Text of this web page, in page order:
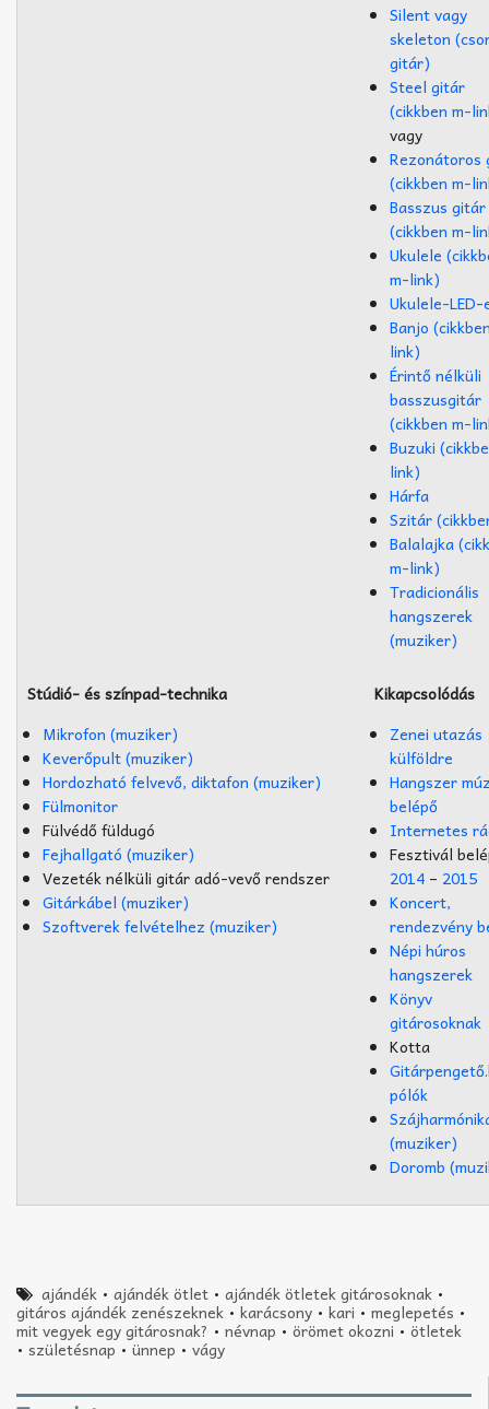
Silent vagy
skeleton
gitár)
Steel gitár
(cikkben m-
vagy
Rezonátoros
(cikkben m-
Basszus gitár
(cikkben m-
Ukulele
m-link)
Ukulele-LED-
Banjo
link)
Érintő nélküli
basszusgitár
(cikkben m-
Buzuki
link)
Hárfa
Szitár
Balalajka
m-link)
Tradicionális
hangszerek
(muziker)
Stúdió- és színpad-technika
Mikrofon (muziker)
Keverőpult (muziker)
Hordozható felvevő, diktafon (muziker)
Fülmonitor
Fülvédő füldugó
Fejhallgató (muziker)
Vezeték nélküli gitár adó-vevő rendszer
Gitárkábel (muziker)
Szoftverek felvételhez (muziker)
Kikapcsolódás
Zenei utazás
külföldre
Hangszer
belépő
Internetes
Fesztivál
2014– 2015
Koncert,
rendezvény
Népi húros
hangszerek
Könyv
gitárosoknak
Kotta
pólók
(muziker)
Doromb
ajándék •ajándék ötlet •ajándék ötletek gitárosoknak •
gitáros ajándék zenészeknek • karácsony • kari • meglepetés •
mit vegyek egy gitárosnak? • névnap • örömet okozni • ötletek
• születésnap • ünnep • vágy